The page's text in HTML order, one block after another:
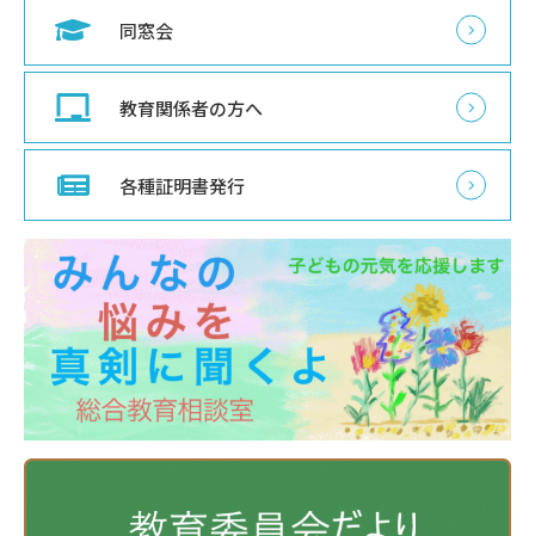
同窓会
教育関係者の方へ
各種証明書発行